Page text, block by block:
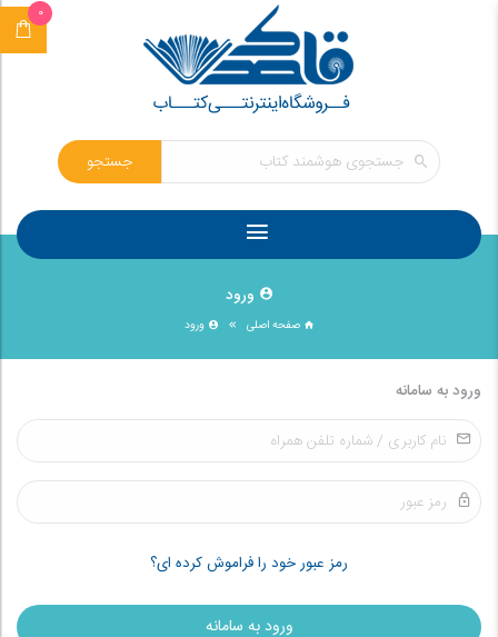
0
جستجو
ورود
صفحه اصلی ورود
ورود به سامانه
رمز عبور خود را فراموش کرده ای؟